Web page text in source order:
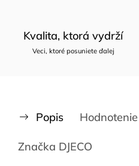
Kvalita, ktorá vydrží
Veci, ktoré posuniete ďalej
Popis Hodnotenie
Značka DJECO